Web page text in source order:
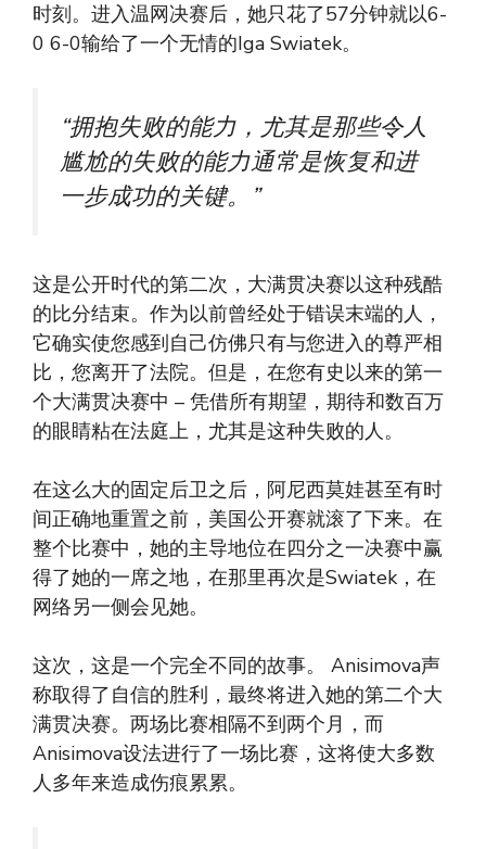
时刻。进入温网决赛后，她只花了57分钟就以6-
0 6-0输给了一个无情的Iga Swiatek。
“拥抱失败的能力，尤其是那些令人
尴尬的失败的能力通常是恢复和进
一步成功的关键。”
这是公开时代的第二次，大满贯决赛以这种残酷
的比分结束。作为以前曾经处于错误末端的人，
它确实使您感到自己仿佛只有与您进入的尊严相
比，您离开了法院。但是，在您有史以来的第一
个大满贯决赛中 – 凭借所有期望，期待和数百万
的眼睛粘在法庭上，尤其是这种失败的人。
在这么大的固定后卫之后，阿尼西莫娃甚至有时
间正确地重置之前，美国公开赛就滚了下来。在
整个比赛中，她的主导地位在四分之一决赛中赢
得了她的一席之地，在那里再次是Swiatek，在
网络另一侧会见她。
这次，这是一个完全不同的故事。 Anisimova声
称取得了自信的胜利，最终将进入她的第二个大
满贯决赛。两场比赛相隔不到两个月，而
Anisimova设法进行了一场比赛，这将使大多数
人多年来造成伤痕累累。